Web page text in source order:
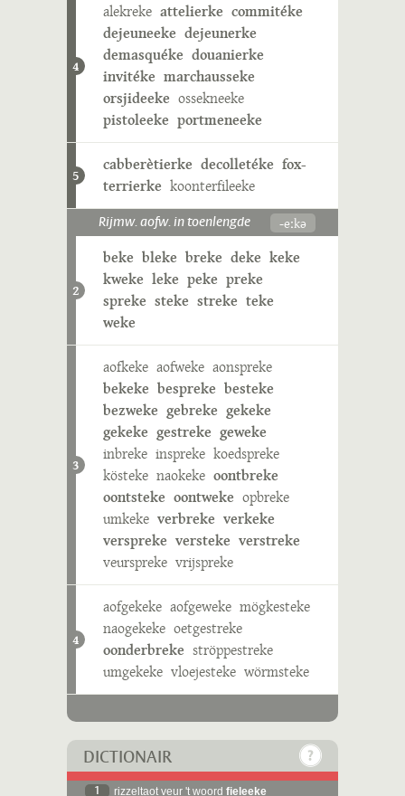
4
alekreke attelierke commitéke
dejeuneeke dejeunerke
demasquéke douanierke
invitéke marchausseke
orsjideeke ossekneeke
pistoleeke portmeneeke
5
cabberètierke decolletéke fox-
terrierke koonterfileeke
Rijmw. aofw. in toenlengde -eːkə
2
beke bleke breke deke keke
kweke leke peke preke
spreke steke streke teke
weke
3
aofkeke aofweke aonspreke
bekeke bespreke besteke
bezweke gebreke gekeke
gekeke gestreke geweke
inbreke inspreke koedspreke
kösteke naokeke oontbreke
oontsteke oontweke opbreke
umkeke verbreke verkeke
verspreke versteke verstreke
veurspreke vrijspreke
4
aofgekeke aofgeweke mögkesteke
naogekeke oetgestreke
oonderbreke ströppestreke
umgekeke vloejesteke wörmsteke
DICTIONAIR
1 rizzeltaot veur 't woord fieleeke